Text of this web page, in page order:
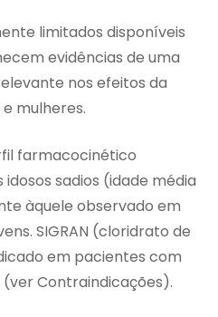
limitados disponíveis
evidências de uma
nos efeitos da
mulheres.
farmacocinético
sadios (idade média
àquele observado em
SIGRAN (cloridrato de
em pacientes com
Contraindicações).